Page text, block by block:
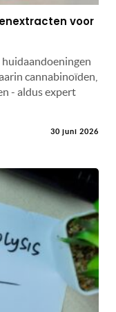
voor
cannabinoïden,
- aldus expert
30 juni 2026